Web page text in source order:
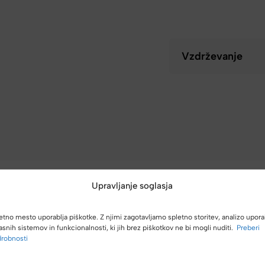
Upravljanje soglasja
mesto uporablja piškotke. Z njimi zagotavljamo spletno storitev, analizo
sistemov in funkcionalnosti, ki jih brez piškotkov ne bi mogli nuditi. Preberi
Vzdrževanje